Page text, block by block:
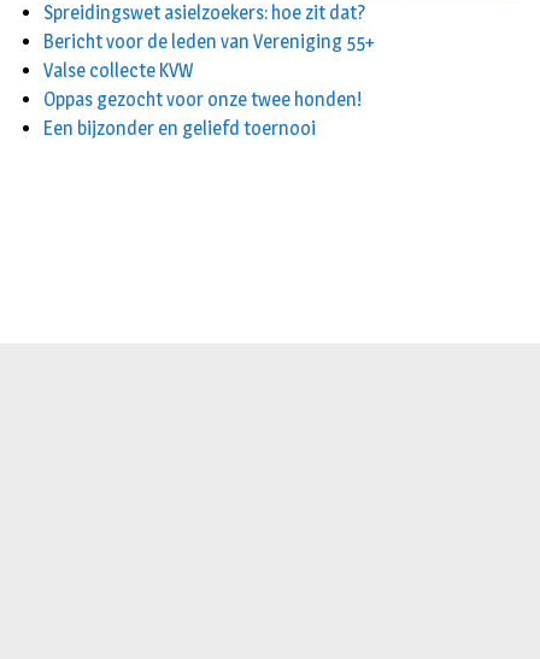
Spreidingswet asielzoekers: hoe zit dat?
Bericht voor de leden van Vereniging 55+
Valse collecte KVW
Oppas gezocht voor onze twee honden!
Een bijzonder en geliefd toernooi